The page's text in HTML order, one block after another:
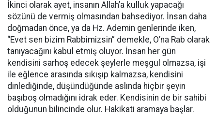
İkinci olarak ayet, insanın Allah’a kulluk yapacağı
sözünü de vermiş olmasından bahsediyor. İnsan daha
doğmadan önce, ya da Hz. Ademin genlerinde iken,
“Evet sen bizim Rabbimizsin” demekle, O’na Rab olarak
tanıyacağını kabul etmiş oluyor. İnsan her gün
kendisini sarhoş edecek şeylerle meşgul olmazsa, işi
ile eğlence arasında sıkışıp kalmazsa, kendisini
dinlediğinde, düşündüğünde aslında hiçbir şeyin
başıboş olmadığını idrak eder. Kendisinin de bir sahibi
olduğunun bilincinde olur. Hakikati aramaya başlar.